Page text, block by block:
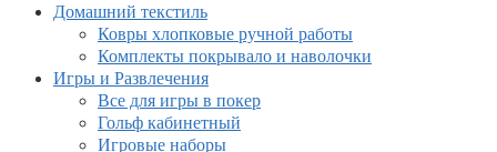
Домашний текстиль
Ковры хлопковые ручной работы
Комплекты покрывало и наволочки
Игры и Развлечения
Все для игры в покер
Гольф кабинетный
Игровые наборы